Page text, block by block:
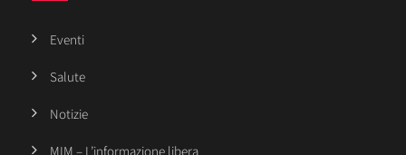
Eventi
Salute
Notizie
MIM – L’informazione libera